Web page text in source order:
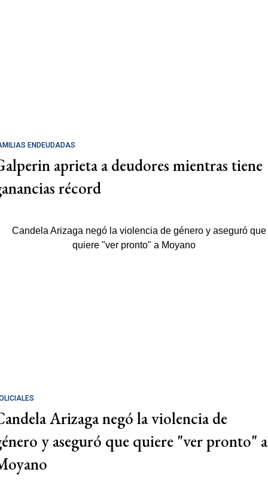
ENDEUDADAS
aprieta a deudores mientras tiene
récord
Arizaga negó la violencia de
y aseguró que quiere "ver pronto" a